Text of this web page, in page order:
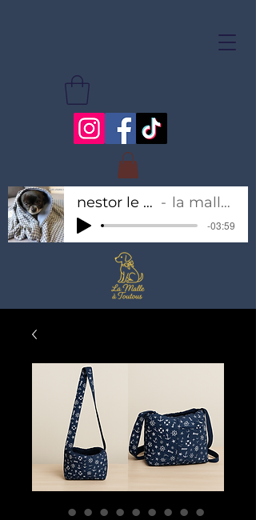
nestor le chihuahua la malle à toutous
-03:59